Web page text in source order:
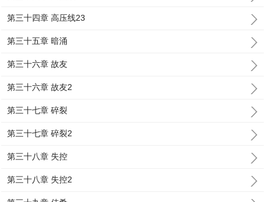
第三十四章 高压线23
第三十五章 暗涌
第三十六章 故友
第三十六章 故友2
第三十七章 碎裂
第三十七章 碎裂2
第三十八章 失控
第三十八章 失控2